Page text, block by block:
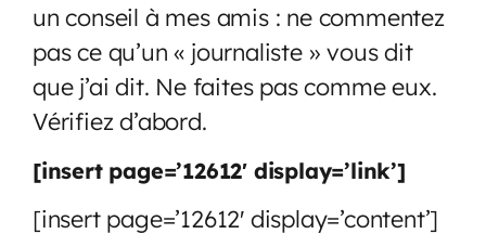
un conseil à mes amis : ne commentez
pas ce qu’un « journaliste » vous dit
que j’ai dit. Ne faites pas comme eux.
Vérifiez d’abord.
[insert page=’12612′ display=’link’]
[insert page=’12612′ display=’content’]